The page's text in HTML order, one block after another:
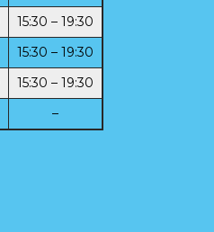
15:30 – 19:30
15:30 – 19:30
15:30 – 19:30
–